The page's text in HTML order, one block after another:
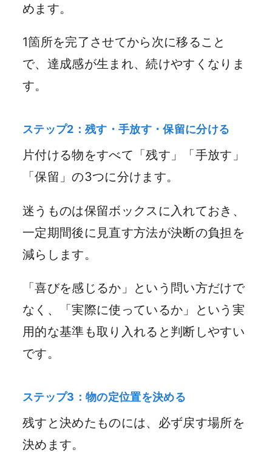
めます。
1箇所を完了させてから次に移ること
で、達成感が生まれ、続けやすくなりま
す。
ステップ2：残す・手放す・保留に分ける
片付ける物をすべて「残す」「手放す」
「保留」の3つに分けます。
迷うものは保留ボックスに入れておき、
一定期間後に見直す方法が決断の負担を
減らします。
「喜びを感じるか」という問い方だけで
なく、「実際に使っているか」という実
用的な基準も取り入れると判断しやすい
です。
ステップ3：物の定位置を決める
残すと決めたものには、必ず戻す場所を
決めます。